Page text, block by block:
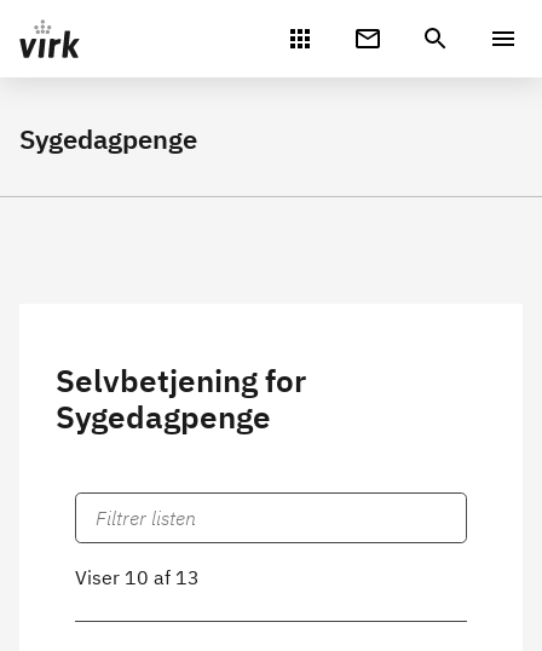
Gå direkte til indhold
Sygedagpenge
Selvbetjening for
Sygedagpenge
Viser 10 af 13